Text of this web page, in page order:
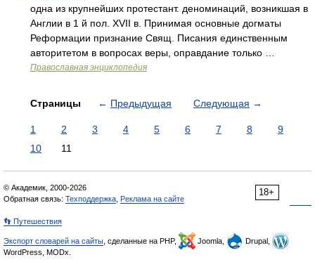
одна из крупнейших протестант. деноминаций, возникшая в
Англии в 1 й пол. XVII в. Принимая основные догматы
Реформации признание Свящ. Писания единственным
авторитетом в вопросах веры, оправдание только …
Православная энциклопедия
Страницы ← Предыдущая Следующая →
1 2 3 4 5 6 7 8
9
10
11
18+
© Академик, 2000-2026
Обратная связь: Техподдержка Реклама на сайте
👣 Путешествия
Экспорт словарей на сайты , сделанные на PHP, Joomla,
Drupal,
WordPress, MODx.